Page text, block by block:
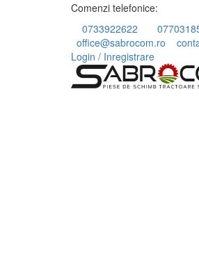
Comenzi telefonice:
0733922622
office@sabrocom.ro
Login / Inregistrare